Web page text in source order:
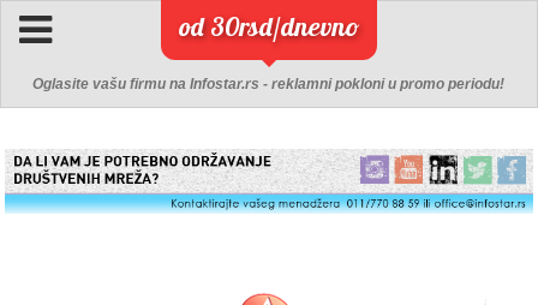
od 30rsd/dnevno
Oglasite vašu firmu na Infostar.rs - reklamni pokloni u promo periodu!